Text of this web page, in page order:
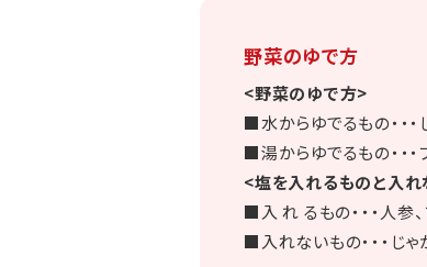
野菜のゆで方
<野菜のゆで方>
■水からゆでるもの・・・
■湯からゆでるもの・・・
<塩を入れるものと入
■入 れ るもの・・・人参
■入れないもの・・・じゃ